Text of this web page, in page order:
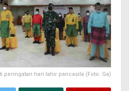
peringatan hari lahir pancasila (Foto: Ga)